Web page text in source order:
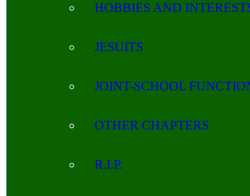
HOBBIES AND
JESUITS
JOINT-SCHOOL
OTHER CHAPTERS
R.I.P.